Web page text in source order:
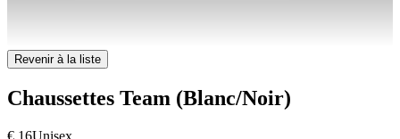
Revenir à la liste
Chaussettes Team (Blanc/Noir)